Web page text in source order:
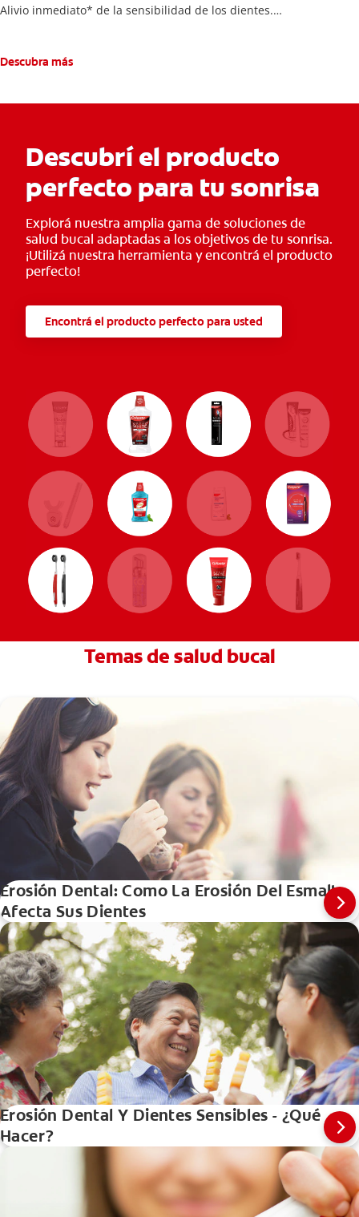
Alivio inmediato* de la sensibilidad de los dientes.
Descubra más
Descubrí el producto
perfecto para tu sonrisa
Explorá nuestra amplia gama de soluciones de
salud bucal adaptadas a los objetivos de tu sonrisa.
¡Utilizá nuestra herramienta y encontrá el producto
perfecto!
Encontrá el producto perfecto para usted
Temas de salud bucal
Erosión Dental: Como La Erosión Del Esmalte
Afecta Sus Dientes
Erosión Dental Y Dientes Sensibles - ¿Qué
Hacer?